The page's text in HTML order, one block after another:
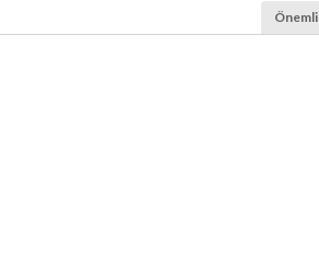
Önemli